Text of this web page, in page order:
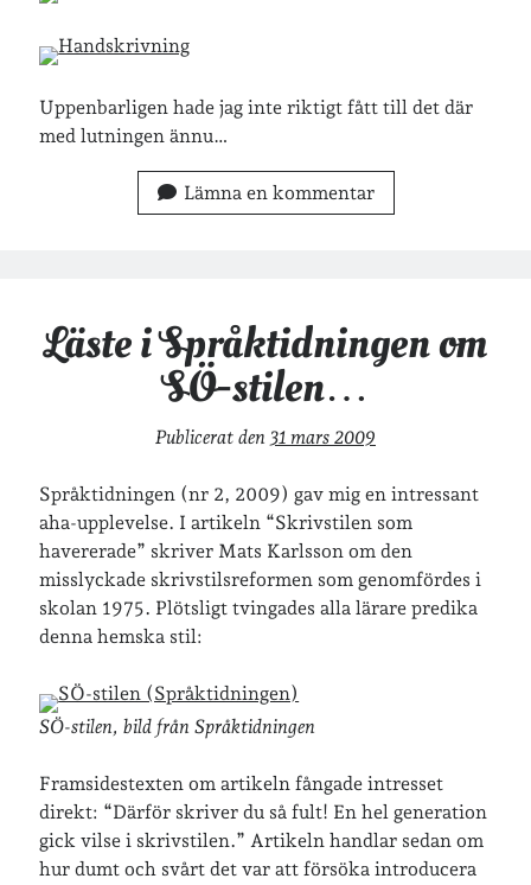
Arkiv
Just nu läser jag
Jag bokför min läsning på Goodreads.
Geocaching
Inlägg om geocaching
Uppenbarligen hade jag inte riktigt fått till det där
med lutningen ännu…
Lämna en kommentar
Läste i Språktidningen om
SÖ-stilen…
Publicerat den 31 mars 2009
Språktidningen (nr 2, 2009) gav mig en intressant
aha-upplevelse. I artikeln “Skrivstilen som
havererade” skriver Mats Karlsson om den
misslyckade skrivstilsreformen som genomfördes i
skolan 1975. Plötsligt tvingades alla lärare predika
denna hemska stil:
SÖ-stilen, bild från Språktidningen
Framsidestexten om artikeln fångade intresset
direkt: “Därför skriver du så fult! En hel generation
gick vilse i skrivstilen.” Artikeln handlar sedan om
hur dumt och svårt det var att försöka introducera